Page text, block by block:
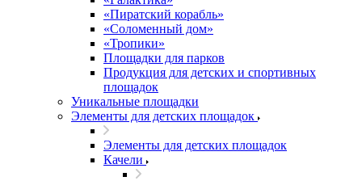
«Пиратский корабль»
«Соломенный дом»
«Тропики»
Площадки для парков
Продукция для детских и спортивных
площадок
Уникальные площадки
Элементы для детских площадок
Элементы для детских площадок
Качели